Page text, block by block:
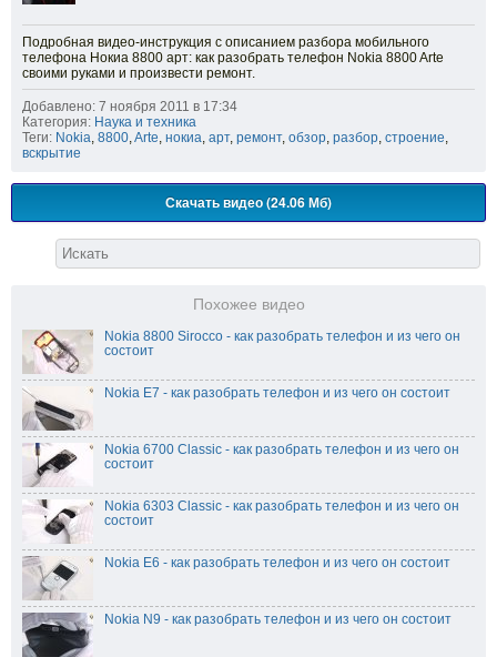
Подробная видео-инструкция с описанием разбора мобильного
телефона Нокиа 8800 арт: как разобрать телефон Nokia 8800 Arte
своими руками и произвести ремонт.
Добавлено: 7 ноября 2011 в 17:34
Категория: Наука и техника
Теги: Nokia, 8800,Arte, нокиа, арт, ремонт, обзор, разбор, строение,
вскрытие
Скачать видео (24.06 Мб)
Похожее видео
Nokia 8800 Sirocco - как разобрать телефон и из чего он
состоит
Nokia E7 - как разобрать телефон и из чего он состоит
Nokia 6700 Classic - как разобрать телефон и из чего он
состоит
Nokia 6303 Classic - как разобрать телефон и из чего он
состоит
Nokia E6 - как разобрать телефон и из чего он состоит
Nokia N9 - как разобрать телефон и из чего он состоит